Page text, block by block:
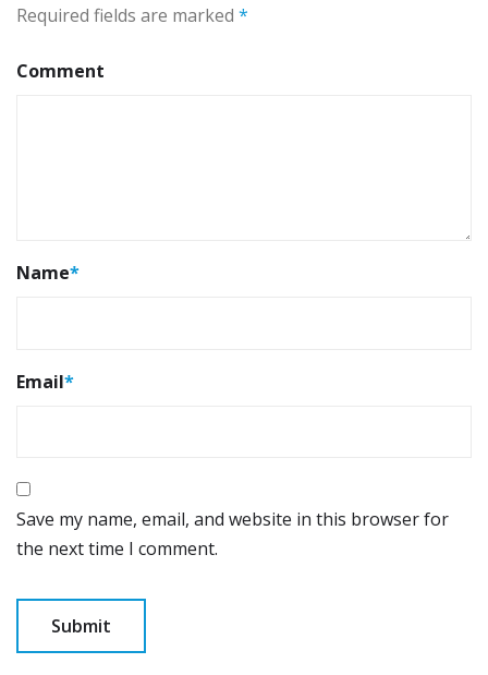
Required fields are marked *
Comment
Name*
Email*
Save my name, email, and website in this browser for
the next time I comment.